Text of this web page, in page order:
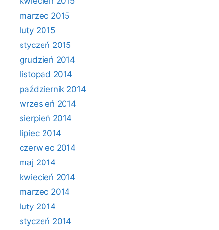
marzec 2015
luty 2015
styczeń 2015
grudzień 2014
listopad 2014
październik 2014
wrzesień 2014
sierpień 2014
lipiec 2014
czerwiec 2014
maj 2014
kwiecień 2014
marzec 2014
luty 2014
styczeń 2014